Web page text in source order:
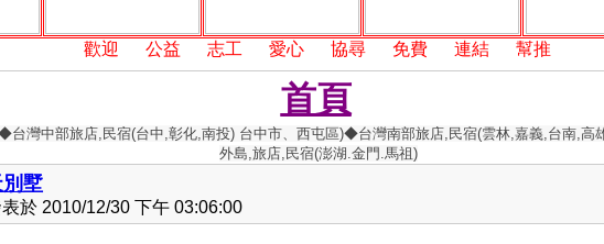
歡迎,公益,志工,愛心,協尋,免費,連結,幫推
首頁
台灣中部旅店,民宿(台中,彰化,南投) 台中市、西屯區)◆台灣南部旅店,民宿(雲林,嘉義,台南,
外島,旅店,民宿(澎湖.金門.馬祖)
墅
於 2010/12/30 下午 03:06:00